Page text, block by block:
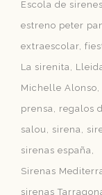
Escola de sirenes
estreno peter
extraescolar
La sirenita
Michelle Alonso
prensa
regalos
salou
sirena
sirenas españa
Sirenas
sirenas